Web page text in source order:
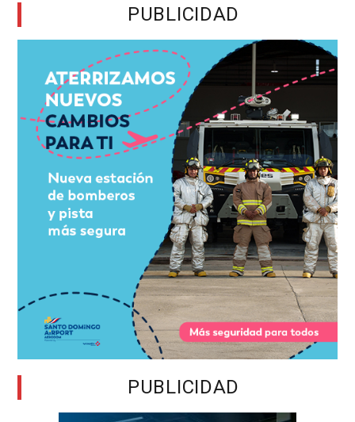
PUBLICIDAD
PUBLICIDAD